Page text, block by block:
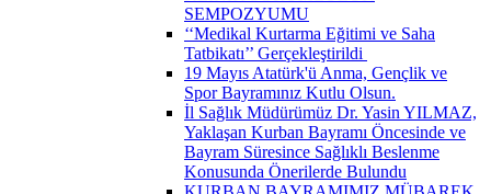
SEMPOZYUMU
‘‘Medikal Kurtarma Eğitimi ve Saha
Tatbikatı’’ Gerçekleştirildi ​
19 Mayıs Atatürk'ü Anma, Gençlik ve
Spor Bayramınız Kutlu Olsun.
İl Sağlık Müdürümüz Dr. Yasin YILMAZ,
Yaklaşan Kurban Bayramı Öncesinde ve
Bayram Süresince Sağlıklı Beslenme
Konusunda Önerilerde Bulundu